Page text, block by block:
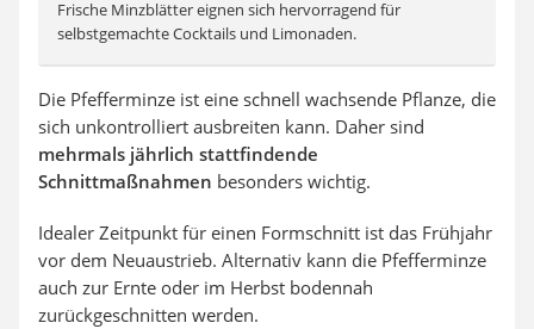
Frische Minzblätter eignen sich hervorragend für
selbstgemachte Cocktails und Limonaden.
Die Pfefferminze ist eine schnell wachsende Pflanze, die
sich unkontrolliert ausbreiten kann. Daher sind
mehrmals jährlich stattfindende
Schnittmaßnahmen besonders wichtig.
Idealer Zeitpunkt für einen Formschnitt ist das Frühjahr
vor dem Neuaustrieb. Alternativ kann die Pfefferminze
auch zur Ernte oder im Herbst bodennah
zurückgeschnitten werden.